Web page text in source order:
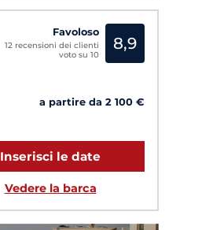
Favoloso
12 recensioni dei clienti
voto su 10
8,9
a partire da 2 100 €
Inserisci le date
Vedere la barca